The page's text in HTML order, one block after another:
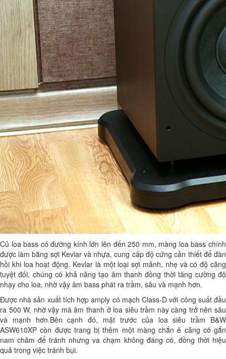
Củ loa bass có đường kính lớn lên đến 250 mm, màng loa bass chính
được làm bằng sợi Kevlar và nhựa, cung cấp độ cứng cần thiết để đàn
hồi khi loa hoạt động. Kevlar là một loại sợi mảnh, nhẹ và có độ căng
tuyệt đối, chúng có khả năng tạo âm thanh đồng thời tăng cường độ
nhạy cho loa, nhờ vậy âm bass phát ra trầm, sâu và mạnh hơn.
Được nhà sản xuất tích hợp amply có mạch Class-D với công suất đầu
ra 500 W, nhờ vậy mà âm thanh ở loa siêu trầm này càng trở nên sâu
và mạnh hơn.Bên cạnh đó, mặt trước của loa siêu trầm B&W
ASW610XP còn được trang bị thêm một màng chắn ê căng có gắn
nam châm để tránh nhưng va chạm không đáng có, đồng thời hiệu
quả trong việc tránh bụi.